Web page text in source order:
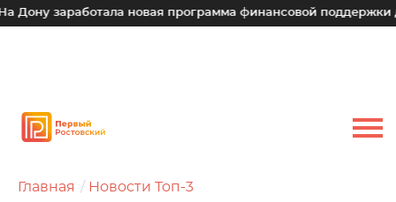
заработала новая программа финансовой поддержки для
Главная Новости Топ-3